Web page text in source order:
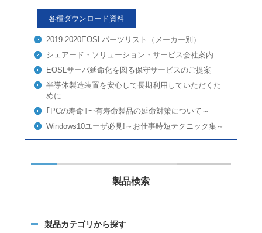
各種ダウンロード資料
2019-2020EOSLパーツリスト（メーカー別）
シェアード・ソリューション・サービス会社案内
EOSLサーバ延命化を図る保守サービスのご提案
半導体製造装置を安心して長期利用していただくた
めに
｢PCの寿命｣～有寿命製品の延命対策について～
Windows10ユーザ必見!～お仕事時短テクニック集～
製品検索
製品カテゴリから探す